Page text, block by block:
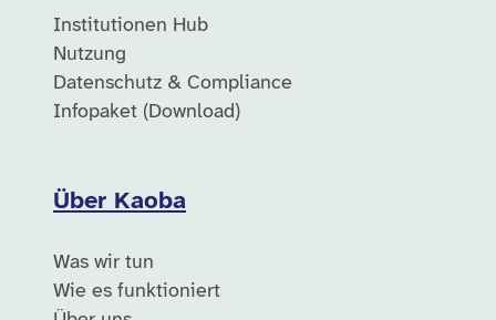
Institutionen Hub
Nutzung
Datenschutz & Compliance
Infopaket (Download)
Über Kaoba
Was wir tun
Wie es funktioniert